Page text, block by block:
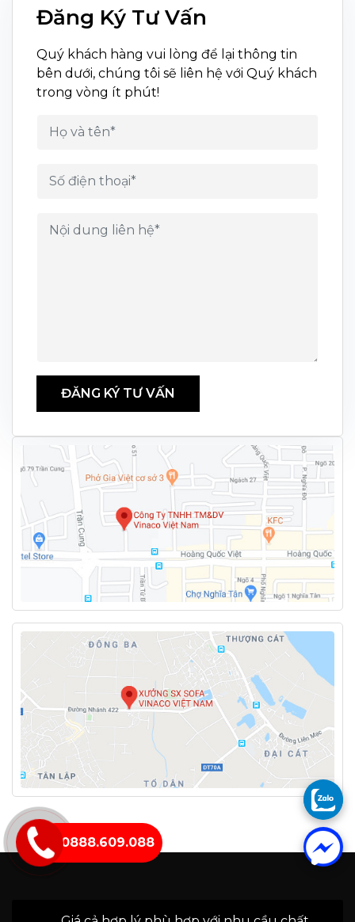
Đăng Ký Tư Vấn
Quý khách hàng vui lòng để lại thông tin
bên dưới, chúng tôi sẽ liên hệ với Quý khách
trong vòng ít phút!
ĐĂNG KÝ TƯ VẤN
0888.609.088